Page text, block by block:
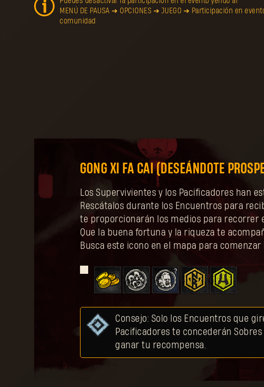
MENÚ DE PAUSA ➔ OPCIONES ➔ JUEGO ➔ Participación en
comunidad
GONG XI FA CAI (DESEÁNDOTE
Los Supervivientes y los Pacificadores han
Rescátalos durante los Encuentros para
te proporcionarán los medios para recorrer
Que la buena fortuna y la riqueza te
Busca este icono en el mapa para comenzar
Consejo: Solo los Encuentros que
Pacificadores te concederán
ganar tu recompensa.